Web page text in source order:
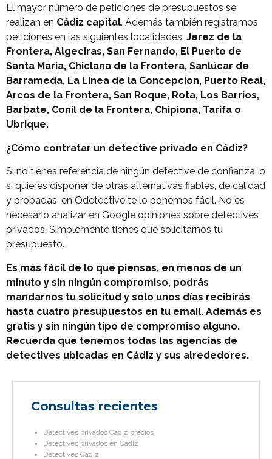
El mayor número de peticiones de presupuestos se
realizan en Cádiz capital. Además también registramos
peticiones en las siguientes localidades: Jerez de la
Frontera, Algeciras, San Fernando, El Puerto de
Santa Maria, Chiclana de la Frontera, Sanlúcar de
Barrameda, La Linea de la Concepcion, Puerto Real,
Arcos de la Frontera, San Roque, Rota, Los Barrios,
Barbate, Conil de la Frontera, Chipiona, Tarifa o
Ubrique.
¿Cómo contratar un detective privado en Cádiz?
Si no tienes referencia de ningún detective de confianza, o
si quieres disponer de otras alternativas fiables, de calidad
y probadas, en Qdetective te lo ponemos fácil. No es
necesario analizar en Google opiniones sobre detectives
privados. Simplemente tienes que solicitarnos tu
presupuesto.
Es más fácil de lo que piensas, en menos de un
minuto y sin ningún compromiso, podrás
mandarnos tu solicitud y solo unos días recibirás
hasta cuatro presupuestos en tu email. Además es
gratis y sin ningún tipo de compromiso alguno.
Recuerda que tenemos todas las agencias de
detectives ubicadas en Cádiz y sus alrededores.
Consultas recientes
Detectives privados Cádiz precios
Detectives privados en Cádiz
Detectives Cádiz